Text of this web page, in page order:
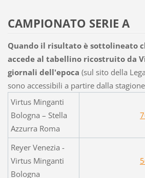
CAMPIONATO SERIE A
Quando il risultato è sottolineato
accede al tabellino ricostruito da
giornali dell'epoca (sul sito della
sono accessibili a partire dalla
Virtus Minganti
Bologna – Stella
Azzurra Roma
Reyer Venezia -
Virtus Minganti
Bologna